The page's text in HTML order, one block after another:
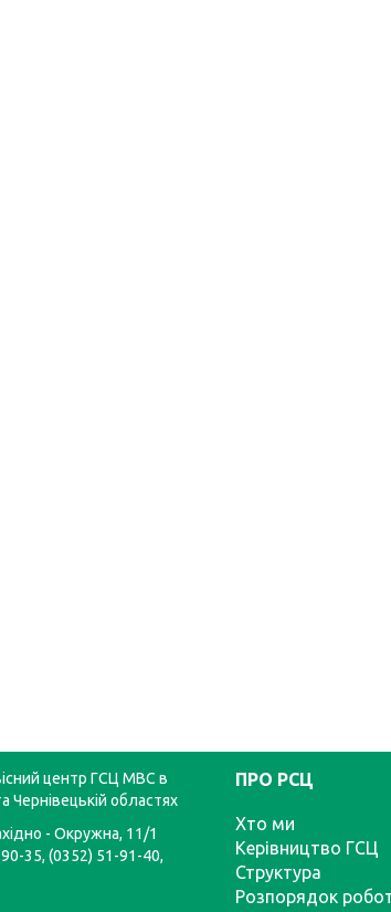
центр ГСЦ МВС в
Чернівецькій областях
- Окружна, 11/1
35, (0352) 51-91-40,
ПРО РСЦ
Хто ми
Керівництво ГСЦ
Структура
Розпорядок